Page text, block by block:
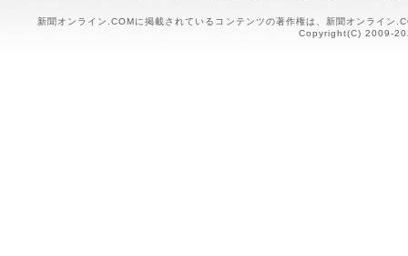
新聞オンライン.COMに掲載されているコンテンツの著作権は、新聞オンライン
Copyright(C) 2009-